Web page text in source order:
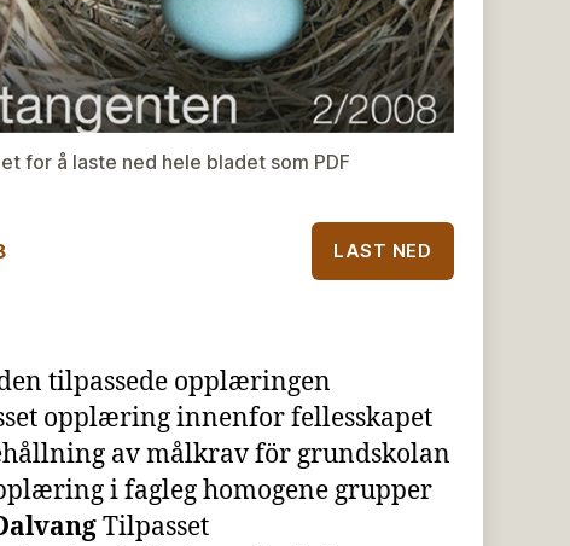
for å laste ned hele bladet som PDF
LAST NED
tilpassede opplæringen
opplæring innenfor fellesskapet
av målkrav för grundskolan
i fagleg homogene grupper
Tilpasset